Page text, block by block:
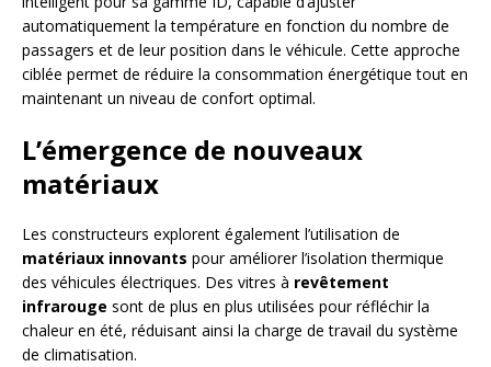
automatiquement la température en fonction du nombre de
passagers et de leur position dans le véhicule. Cette approche
ciblée permet de réduire la consommation énergétique tout en
maintenant un niveau de confort optimal.
L’émergence de nouveaux
matériaux
Les constructeurs explorent également l’utilisation de
matériaux innovants pour améliorer l’isolation thermique
des véhicules électriques. Des vitres à revêtement
infrarouge sont de plus en plus utilisées pour réfléchir la
chaleur en été, réduisant ainsi la charge de travail du système
de climatisation.